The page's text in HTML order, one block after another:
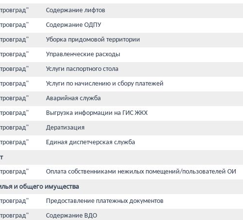
Содержание лифтов
Содержание ОДПУ
Уборка придомовой территории
Управленческие расходы
Услуги паспортного стола
Услуги по начислению и сбору платежей
Аварийная служба
Выгрузка информации на ГИС ЖКХ
Дератизация
Единая диспетчерская служба
Оплата собственниками нежилых помещений/пользователей ОИ
и общего имущества
Предоставление платежных документов
Содержание ВДО